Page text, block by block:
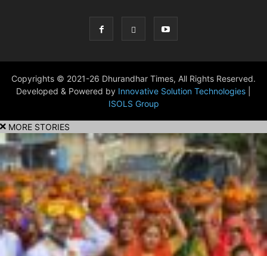
Copyrights © 2021-26 Dhurandhar Times, All Rights Reserved.
Developed & Powered by Innovative Solution Technologies
ISOLS Group
MORE STORIES